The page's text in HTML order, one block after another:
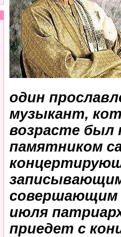
один
музыкант,
возрасте был
памятником
совершающим
июля
приедет с